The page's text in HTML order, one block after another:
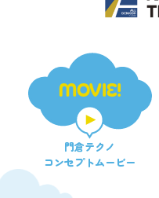
MOVIE!
門倉テクノ
コンセプトムービー